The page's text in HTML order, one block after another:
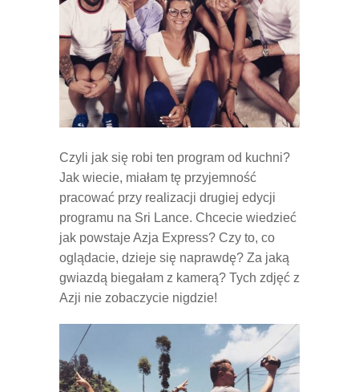
Czyli jak się robi ten program od kuchni?
Jak wiecie, miałam tę przyjemność
pracować przy realizacji drugiej edycji
programu na Sri Lance. Chcecie wiedzieć
jak powstaje Azja Express? Czy to, co
oglądacie, dzieje się naprawdę? Za jaką
gwiazdą biegałam z kamerą? Tych zdjęć z
Azji nie zobaczycie nigdzie!